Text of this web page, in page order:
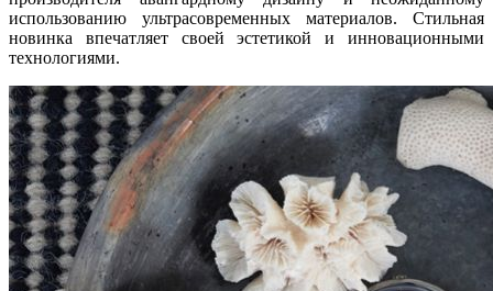
использованию ультрасовременных материалов. Стильная
новинка впечатляет своей эстетикой и инновационными
технологиями.